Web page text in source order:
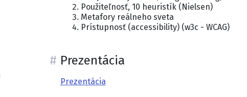
Použiteľnosť, 10 heuristík (Nielsen)
Metafory reálneho sveta
Prístupnosť (accessibility) (w3c - WCAG)
Prezentácia
Prezentácia